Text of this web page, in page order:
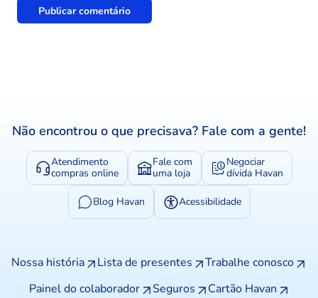
Não encontrou o que precisava? Fale com a gente!
Atendimento
compras online
Fale com
uma loja
Negociar
dívida Havan
Blog Havan Acessibilidade
Nossa história Lista de presentes
Trabalhe conosco
Painel do colaborador
Seguros
Cartão Havan